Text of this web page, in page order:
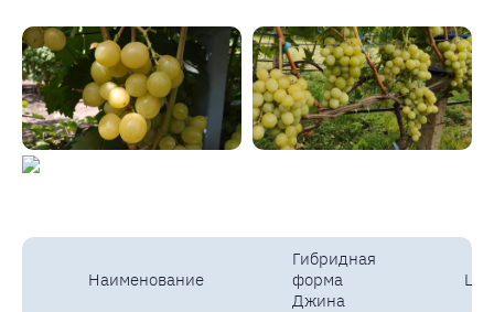
Наименование
Гибридная
форма
Джина